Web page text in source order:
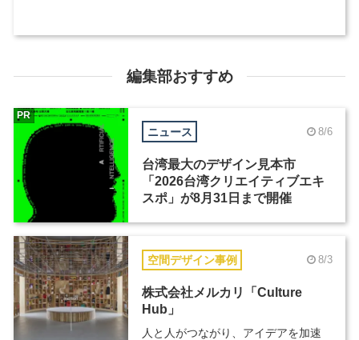
編集部おすすめ
ニュース 8/6
台湾最大のデザイン見本市
「2026台湾クリエイティブエキ
スポ」が8月31日まで開催
PR
空間デザイン事例 8/3
株式会社メルカリ「Culture
Hub」
人と人がつながり、アイデアを加速